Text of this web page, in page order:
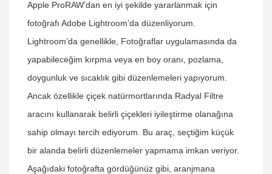
Apple ProRAW’dan en iyi şekilde yararlanmak için
fotoğrafı Adobe Lightroom’da düzenliyorum.
Lightroom’da genellikle, Fotoğraflar uygulamasında da
yapabileceğim kırpma veya en boy oranı, pozlama,
doygunluk ve sıcaklık gibi düzenlemeleri yapıyorum.
Ancak özellikle çiçek natürmortlarında Radyal Filtre
aracını kullanarak belirli çiçekleri iyileştirme olanağına
sahip olmayı tercih ediyorum. Bu araç, seçtiğim küçük
bir alanda belirli düzenlemeler yapmama imkan veriyor.
Aşağıdaki fotoğrafta gördüğünüz gibi, aranjmana